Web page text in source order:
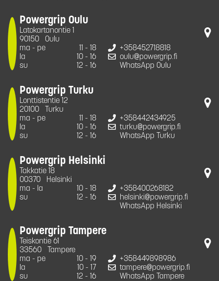
Powergrip Oulu
Latokartanontie 1
90150
Oulu
ma - pe
11 - 18
la
10 - 16
su
12 - 16
+358452718818
oulu@powergrip.fi
WhatsApp Oulu
Powergrip Turku
Lonttistentie 12
20100
Turku
ma - pe
11 - 18
la
10 - 16
su
12 - 16
+358442434925
turku@powergrip.fi
WhatsApp Turku
Powergrip Helsinki
Takkatie 18
00370
Helsinki
ma - la
10 - 18
su
12 - 16
+358400268182
helsinki@powergrip.fi
WhatsApp Helsinki
Powergrip Tampere
Teiskontie 61
33560
Tampere
ma - pe
10 - 19
la
10 - 17
su
12 - 16
+358449898986
tampere@powergrip.fi
WhatsApp Tampere